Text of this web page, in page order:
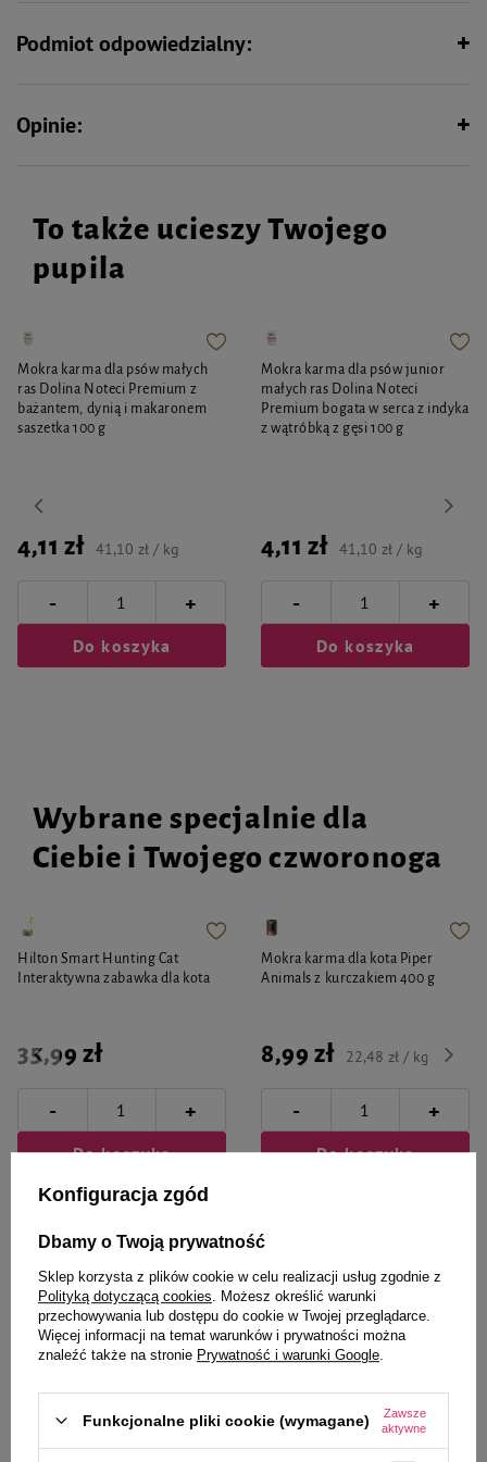
Podmiot odpowiedzialny:
Opinie:
To także ucieszy Twojego
pupila
Mokra karma dla psów małych
ras Dolina Noteci Premium z
bażantem, dynią i makaronem
saszetka 100 g
4,11 zł 41,10 zł / kg
- +
Do koszyka
Mokra karma dla psów junior
małych ras Dolina Noteci
Premium bogata w serca z indyka
z wątróbką z gęsi 100 g
4,11 zł 41,10 zł / kg
- +
Do koszyka
Wybrane specjalnie dla
Ciebie i Twojego czworonoga
Hilton Smart Hunting Cat
Interaktywna zabawka dla kota
35,99 zł
- +
Do koszyka
Mokra karma dla kota Piper
Animals z kurczakiem 400 g
8,99 zł 22,48 zł / kg
- +
Do koszyka
Zaufane i polecane przez
naszych ekspertów
Konfiguracja zgód
Dbamy o Twoją prywatność
Sklep korzysta z plików cookie w celu realizacji usług zgodnie z
Polityką dotyczącą cookies . Możesz określić warunki
przechowywania lub dostępu do cookie w Twojej przeglądarce.
Więcej informacji na temat warunków i prywatności można
znaleźć także na stronie Prywatność i warunki Google
Funkcjonalne pliki cookie (wymagane)
Zawsze
aktywne